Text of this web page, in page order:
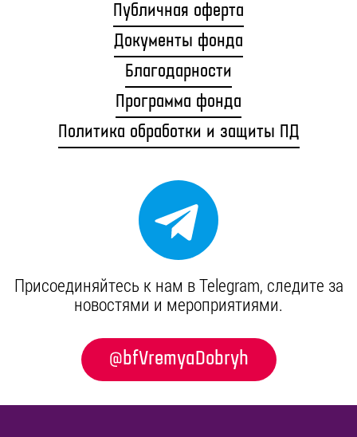
Публичная оферта
Документы фонда
Благодарности
Программа фонда
Политика обработки и защиты ПД
Присоединяйтесь к нам в Telegram, cледите за
новостями и мероприятиями.
@bfVremyaDobryh